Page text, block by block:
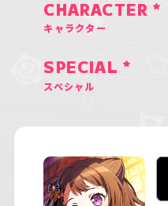
CHARACTER
キャラクター
SPECIAL
スペシャル